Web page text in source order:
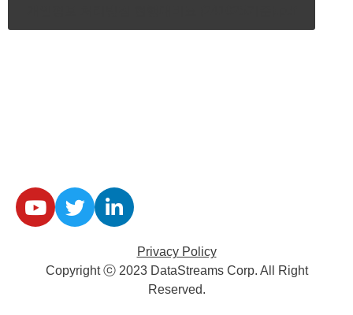
Privacy Policy
Copyright ⓒ 2023 DataStreams Corp. All Right
Reserved.